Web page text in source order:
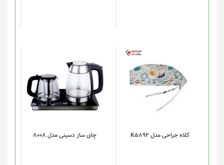
کلاه جراحی مدل K5892 چای ساز دسینی مدل 8008
محصول
دارای
انواع
مختلفی
می
گزینه